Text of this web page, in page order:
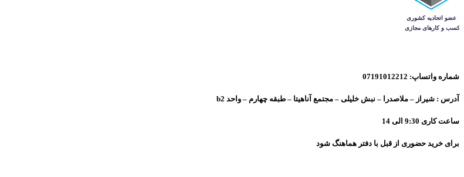
شماره واتساپ: 07191012212
آدرس : شیراز – ملاصدرا – نبش خلیلی – مجتمع آناهیتا – طبقه چهارم – واحد b2
ساعت کاری 9:30 الی 14
برای خرید حضوری از قبل با دفتر هماهنگ شود